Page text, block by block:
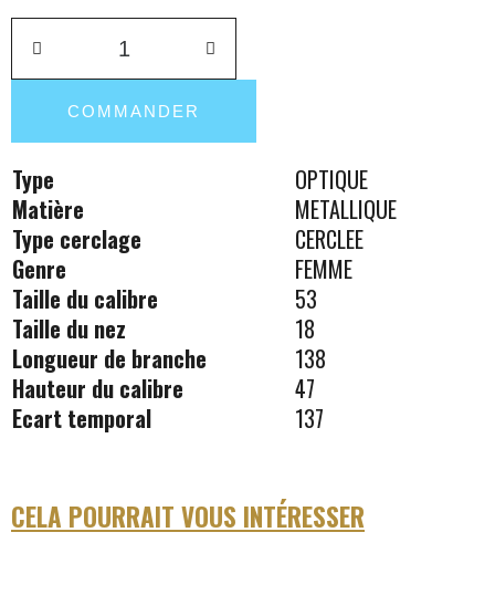
COMMANDER
Type
OPTIQUE
Matière
METALLIQUE
Type cerclage
CERCLEE
Genre
FEMME
Taille du calibre
53
Taille du nez
18
Longueur de branche
138
Hauteur du calibre
47
Ecart temporal
137
CELA POURRAIT VOUS INTÉRESSER